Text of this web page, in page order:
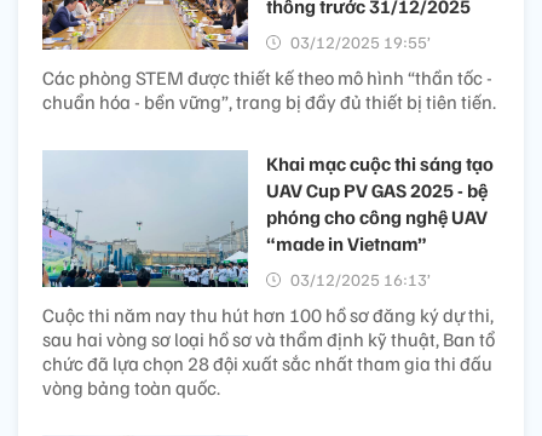
thông trước 31/12/2025
03/12/2025 19:55’
Các phòng STEM được thiết kế theo mô hình “thần tốc -
chuẩn hóa - bền vững”, trang bị đầy đủ thiết bị tiên tiến.
Khai mạc cuộc thi sáng tạo
UAV Cup PV GAS 2025 - bệ
phóng cho công nghệ UAV
“made in Vietnam”
03/12/2025 16:13’
Cuộc thi năm nay thu hút hơn 100 hồ sơ đăng ký dự thi,
sau hai vòng sơ loại hồ sơ và thẩm định kỹ thuật, Ban tổ
chức đã lựa chọn 28 đội xuất sắc nhất tham gia thi đấu
vòng bảng toàn quốc.